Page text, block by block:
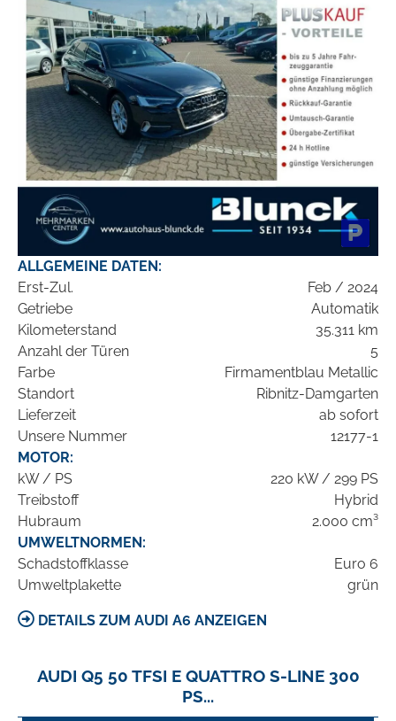
ALLGEMEINE DATEN:
Erst-Zul.
Feb / 2024
Getriebe
Automatik
Kilometerstand
35.311 km
Anzahl der Türen
5
Farbe
Firmamentblau Metallic
Standort
Ribnitz-Damgarten
Lieferzeit
ab sofort
Unsere Nummer
12177-1
MOTOR:
kW / PS
220 kW / 299 PS
Treibstoff
Hybrid
Hubraum
2.000 cm³
UMWELTNORMEN:
Schadstoffklasse
Euro 6
Umweltplakette
grün
DETAILS ZUM AUDI A6 ANZEIGEN
AUDI Q5 50 TFSI E QUATTRO S-LINE 300
PS...